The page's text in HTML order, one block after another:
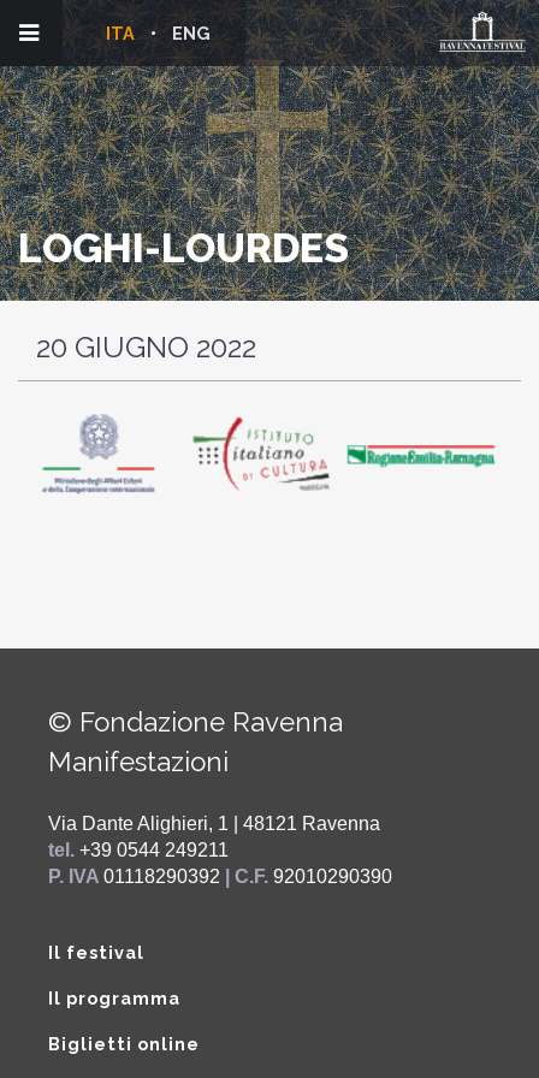
ENG
ITA
LOGHI-LOURDES
20 GIUGNO 2022
© Fondazione Ravenna
Manifestazioni
Via Dante Alighieri, 1 | 48121 Ravenna
tel. +39 0544 249211
P. IVA 01118290392 | C.F. 92010290390
Il festival
Il programma
Biglietti online